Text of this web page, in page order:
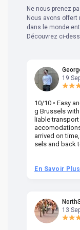
Ne nous prenez
Nous avons offert
dans le monde
Découvrez ci-
19
10/10 • Easy
g Brussels
liable
arrived on
sels and back
En Savoir Plus
13